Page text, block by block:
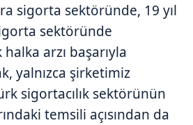
sigorta sektöründe, 19 yıl
sektöründe
arzı başarıyla
yalnızca şirketimiz
sigortacılık sektörünün
temsili açısından da